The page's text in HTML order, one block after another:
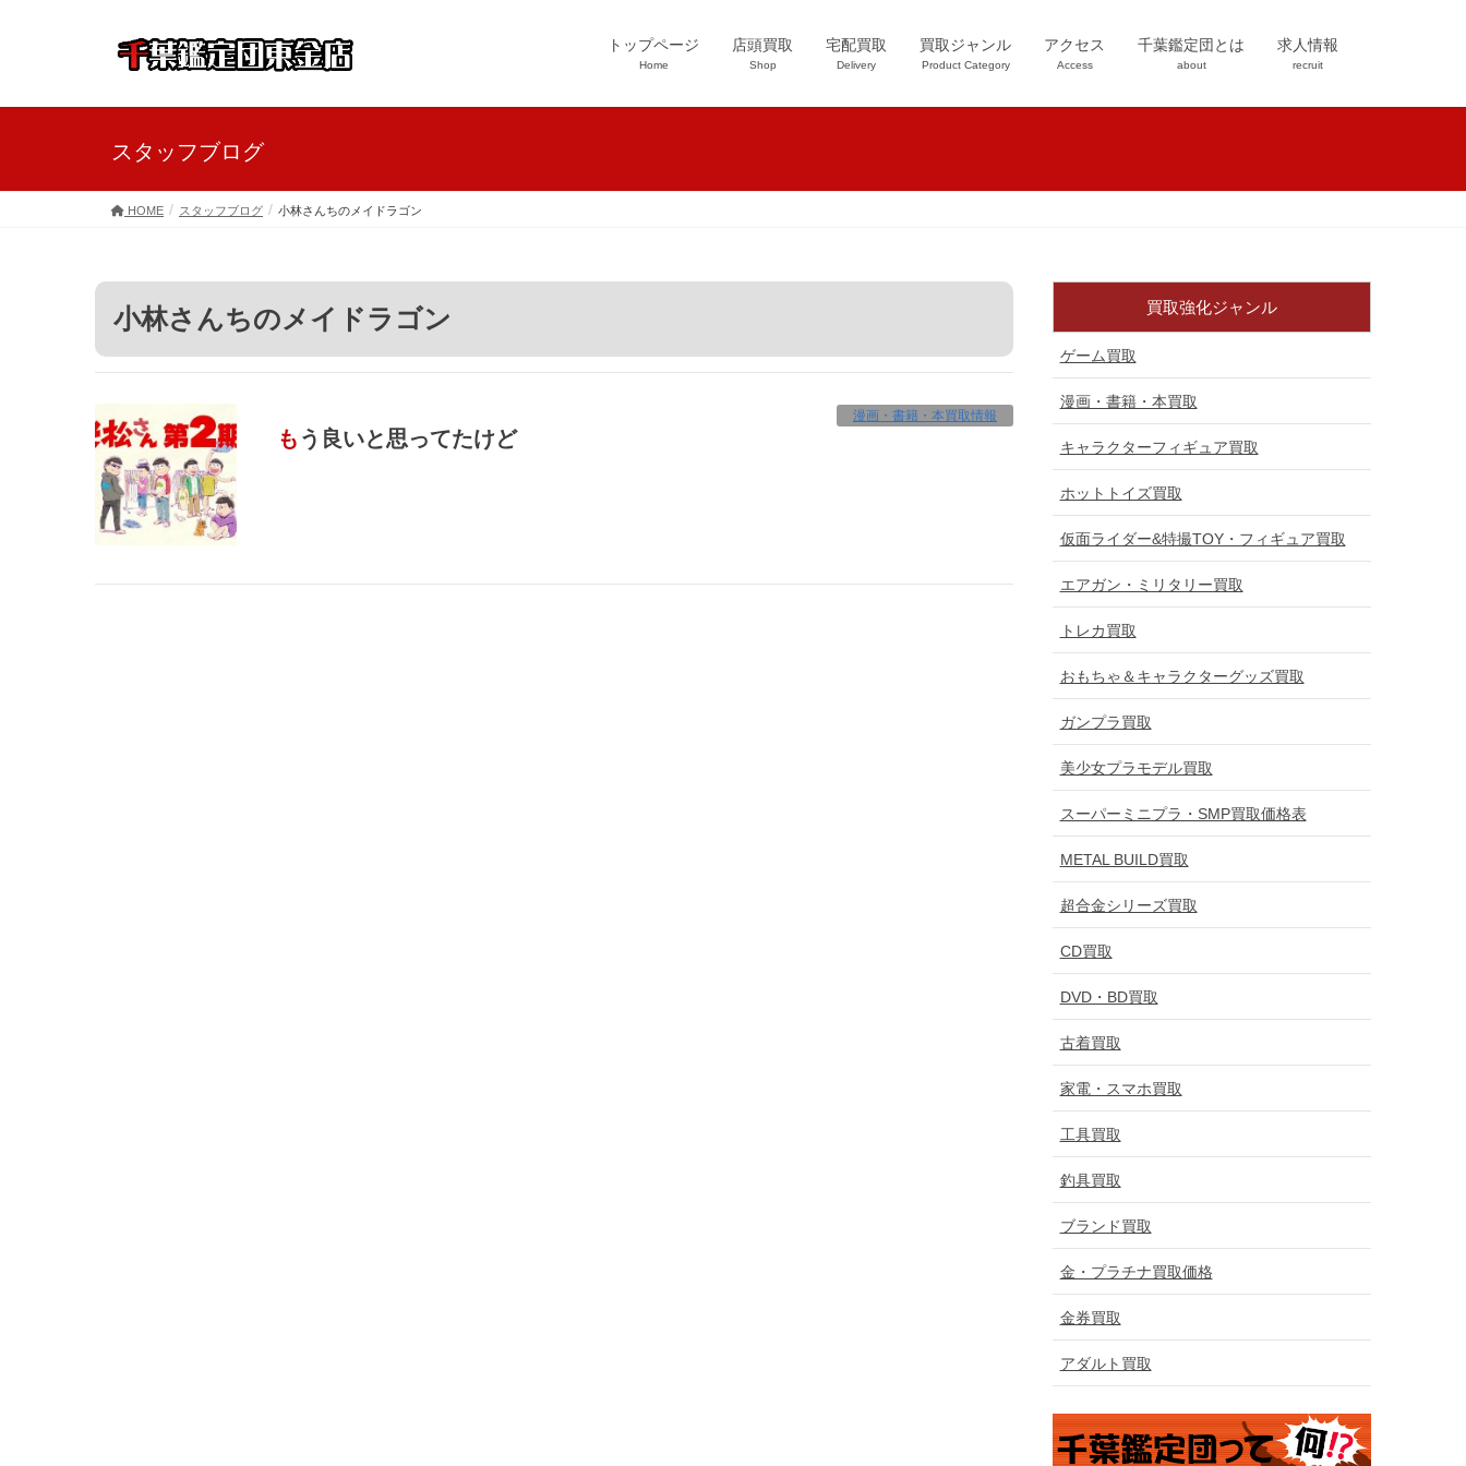
トップページ
Home
店頭買取
Shop
宅配買取
Delivery
買取ジャンル
Product Category
アクセス
Access
千葉鑑定団とは
about
求人情報
recruit
スタッフブログ
HOME スタッフブログ 小林さんちのメイドラゴン
小林さんちのメイドラゴン
漫画・書籍・本買取情報
もう良いと思ってたけど
買取強化ジャンル
ゲーム買取
漫画・書籍・本買取
キャラクターフィギュア買取
ホットトイズ買取
仮面ライダー&特撮TOY・フィギュア買取
エアガン・ミリタリー買取
トレカ買取
おもちゃ＆キャラクターグッズ買取
ガンプラ買取
美少女プラモデル買取
スーパーミニプラ・SMP買取価格表
METAL BUILD買取
超合金シリーズ買取
CD買取
DVD・BD買取
古着買取
家電・スマホ買取
工具買取
釣具買取
ブランド買取
金・プラチナ買取価格
金券買取
アダルト買取